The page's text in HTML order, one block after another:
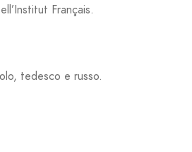
Français.
tedesco e russo.